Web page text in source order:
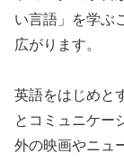
い言語」を学ぶ
広がります。
英語をはじめと
とコミュニケー
外の映画やニュ